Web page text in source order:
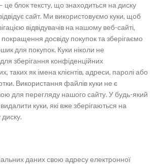
це блок тексту, що знаходиться на диску
сайт. Ми використовуємо куки, щоб
відвідувачів на нашому веб-сайті,
досвіду покупок та зберігаємо
для покупок. Куки ніколи не
зберігання конфіденційних
таких як імена клієнтів, адреси, паролі або
Використання файлів куки не є
для перегляду нашого сайту. У будь-який
куки, які вже зберігаються на
даних свою адресу електронної